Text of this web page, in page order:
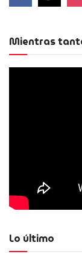
Mientras
Lo último